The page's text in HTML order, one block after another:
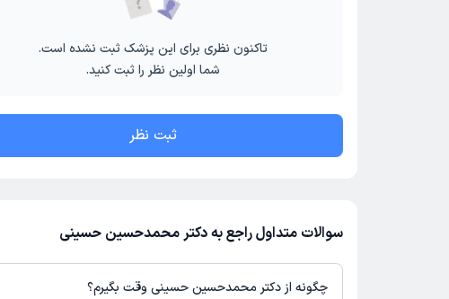
تاکنون نظری برای این پزشک ثبت نشده است.
شما اولین نظر را ثبت کنید.
ثبت نظر
سوالات متداول راجع به دکتر محمدحسین حسینی
چگونه از دکتر محمدحسین حسینی وقت بگیرم؟